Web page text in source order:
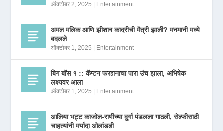
ऑक्टोबर 2, 2025 Entertainment
अमल मलिक आणि झीशान कादरीची मैत्री झाली? मनमानी मध्ये
बदलले
ऑक्टोबर 1, 2025 Entertainment
बिग बॉस १ :: कॅप्टन फरहानाचा पारा उंच झाला, अभिषेक
लक्ष्यवर आला
ऑक्टोबर 1, 2025 Entertainment
आलिया भट्ट काजोल-राणीच्या दुर्गा पंडलला गाठली, सेल्फीसाठी
चाहत्यांनी मर्यादा ओलांडली